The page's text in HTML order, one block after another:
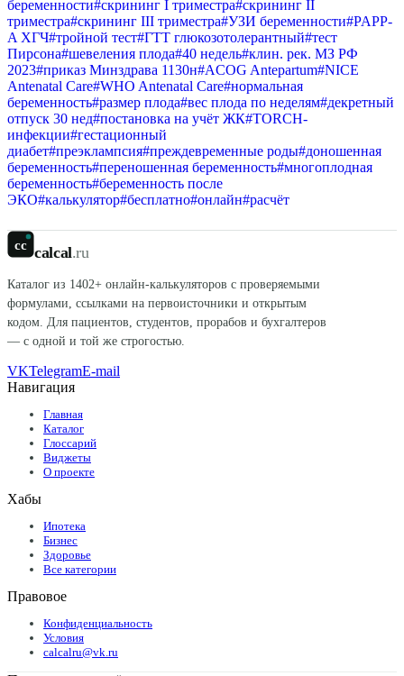
беременности#скрининг I триместра#скрининг II
триместра#скрининг III триместра#УЗИ беременности#PAPP-
A ХГЧ#тройной тест#ГТТ глюкозотолерантный#тест
Пирсона#шевеления плода#40 недель#клин. рек. МЗ РФ
2023#приказ Минздрава 1130н#ACOG Antepartum#NICE
Antenatal Care#WHO Antenatal Care#нормальная
беременность#размер плода#вес плода по неделям#декретный
отпуск 30 нед#постановка на учёт ЖК#TORCH-
инфекции#гестационный
диабет#преэклампсия#преждевременные роды#доношенная
беременность#переношенная беременность#многоплодная
беременность#беременность после
ЭКО#калькулятор#бесплатно#онлайн#расчёт
cc calcal.ru
Каталог из 1402+ онлайн-калькуляторов с проверяемыми
формулами, ссылками на первоисточники и открытым
кодом. Для пациентов, студентов, прорабов и бухгалтеров
— с одной и той же строгостью.
VKTelegramE-mail
Навигация
Главная
Каталог
Глоссарий
Виджеты
О проекте
Хабы
Ипотека
Бизнес
Здоровье
Все категории
Правовое
Конфиденциальность
Условия
calcalru@vk.ru